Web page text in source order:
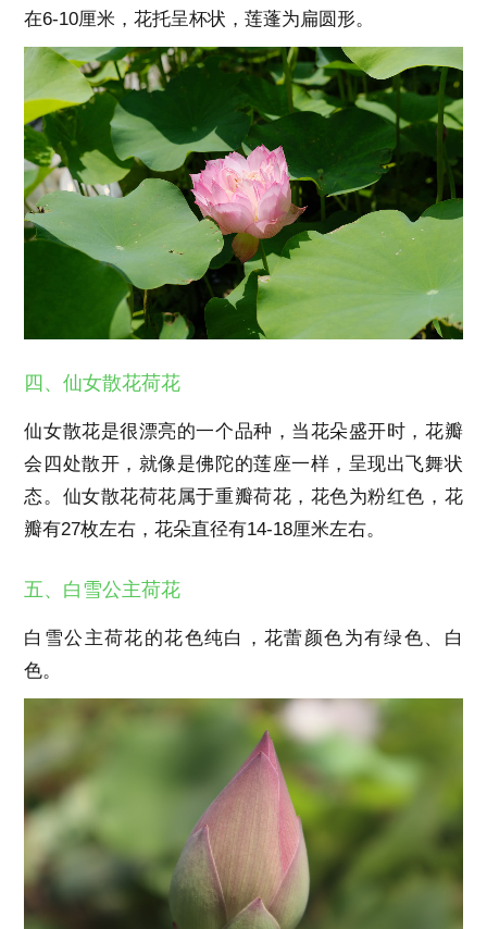
在6-10厘米，花托呈杯状，莲蓬为扁圆形。
四、仙女散花荷花
仙女散花是很漂亮的一个品种，当花朵盛开时，花瓣
会四处散开，就像是佛陀的莲座一样，呈现出飞舞状
态。仙女散花荷花属于重瓣荷花，花色为粉红色，花
瓣有27枚左右，花朵直径有14-18厘米左右。
五、白雪公主荷花
白雪公主荷花的花色纯白，花蕾颜色为有绿色、白
色。